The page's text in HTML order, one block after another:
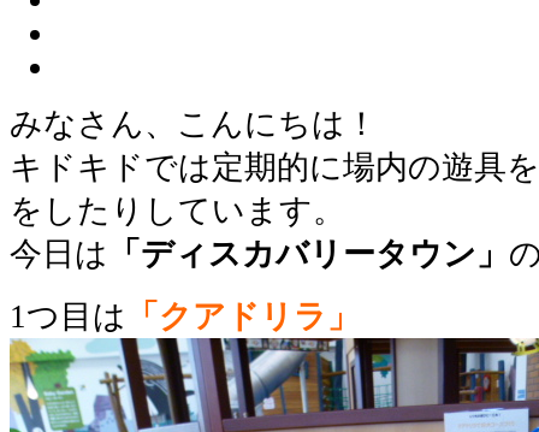
みなさん、こんにちは！
キドキドでは定期的に場内の遊具
をしたりしています。
今日は 「 ディスカバリータウン」
1つ目は 「クアドリラ」